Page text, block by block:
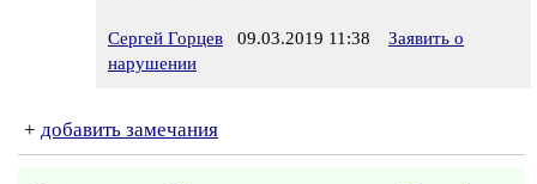
Сергей Горцев 09.03.2019 11:38
Заявить о
нарушении
+ добавить замечания